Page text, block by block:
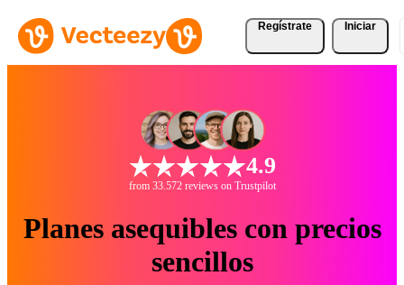
Regístrate Iniciar
4.9
from 33.572 reviews on Trustpilot
Planes asequibles con precios
sencillos